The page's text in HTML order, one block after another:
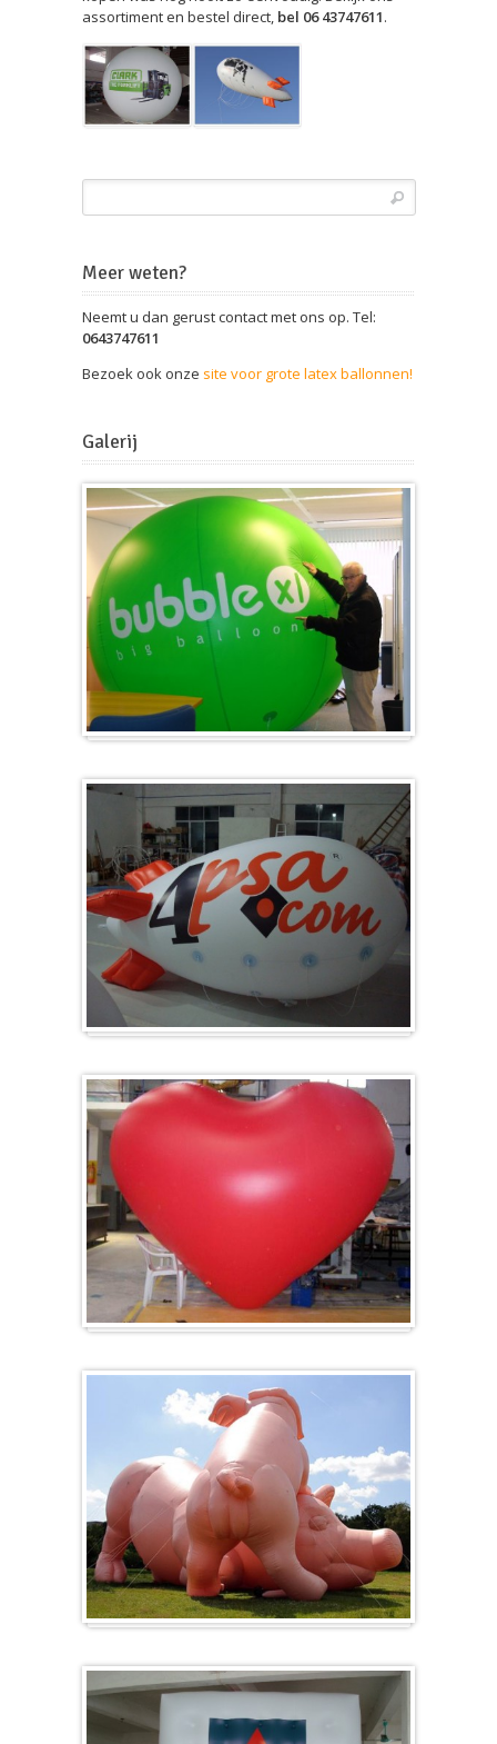
assortiment en bestel direct, bel 06 43747611.
Meer weten?
Neemt u dan gerust contact met ons op. Tel:
0643747611
Bezoek ook onze site voor grote latex ballonnen!
Galerij